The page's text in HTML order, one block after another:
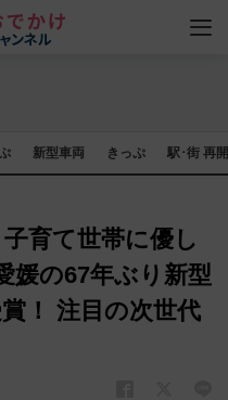
新型車両 きっぷ 駅･街 再
子育て世帯に優し
媛の67年ぶり新型
！ 注目の次世代